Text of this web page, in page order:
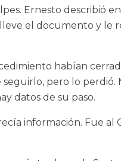
Ernesto describió
el documento y le
habían
pero lo perdió.
datos de su paso.
información. Fue al